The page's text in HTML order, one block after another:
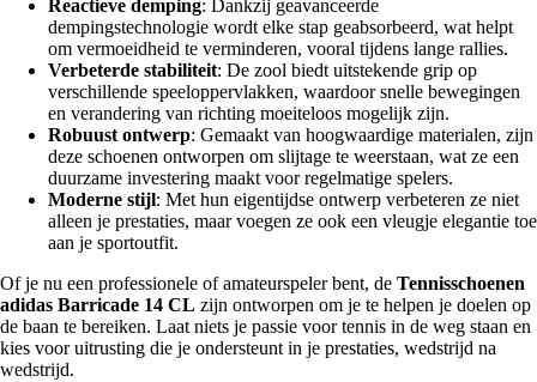
Reactieve demping: Dankzij geavanceerde
dempingstechnologie wordt elke stap geabsorbeerd, wat helpt
om vermoeidheid te verminderen, vooral tijdens lange rallies.
Verbeterde stabiliteit: De zool biedt uitstekende grip op
verschillende speeloppervlakken, waardoor snelle bewegingen
en verandering van richting moeiteloos mogelijk zijn.
Robuust ontwerp: Gemaakt van hoogwaardige materialen, zijn
deze schoenen ontworpen om slijtage te weerstaan, wat ze een
duurzame investering maakt voor regelmatige spelers.
Moderne stijl: Met hun eigentijdse ontwerp verbeteren ze niet
alleen je prestaties, maar voegen ze ook een vleugje elegantie toe
aan je sportoutfit.
Of je nu een professionele of amateurspeler bent, de Tennisschoenen
adidas Barricade 14 CL zijn ontworpen om je te helpen je doelen op
de baan te bereiken. Laat niets je passie voor tennis in de weg staan en
kies voor uitrusting die je ondersteunt in je prestaties, wedstrijd na
wedstrijd.